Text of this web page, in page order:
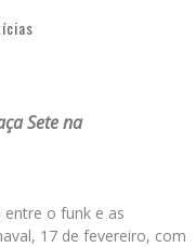
Sete na
o funk e as
17 de fevereiro, com